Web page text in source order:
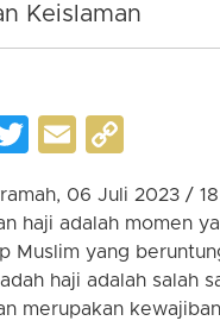
Keislaman
Twitter
Email
06 Juli 2023 /
haji adalah momen
Muslim yang
haji adalah salah
merupakan